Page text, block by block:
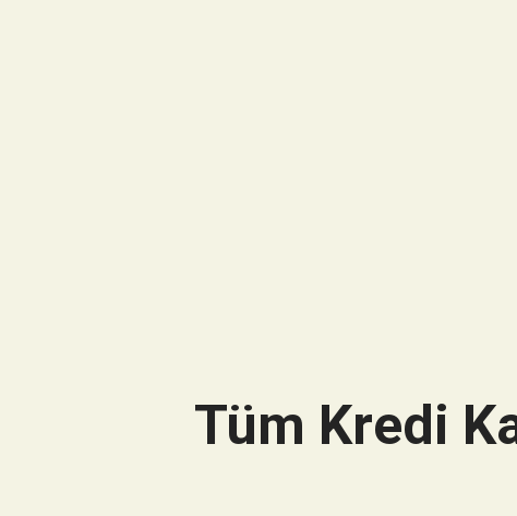
Tüm Kredi